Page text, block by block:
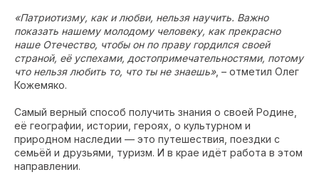
«Патриотизму, как и любви, нельзя научить. Важно
показать нашему молодому человеку, как прекрасно
наше Отечество, чтобы он по праву гордился своей
страной, её успехами, достопримечательностями, потому
что нельзя любить то, что ты не знаешь», – отметил Олег
Кожемяко.
Самый верный способ получить знания о своей Родине,
её географии, истории, героях, о культурном и
природном наследии — это путешествия, поездки с
семьёй и друзьями, туризм. И в крае идёт работа в этом
направлении.